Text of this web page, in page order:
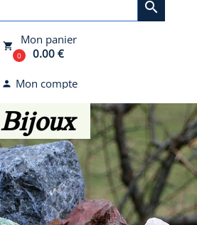
search
local_grocery_store
0
Mon panier
0.00 €
person Mon compte
Bijoux